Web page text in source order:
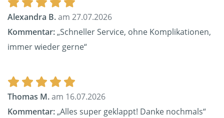
Alexandra B.am 27.07.2026
Kommentar:„Schneller Service, ohne Komplikationen,
immer wieder gerne“
Thomas M.am 16.07.2026
Kommentar:„Alles super geklappt! Danke nochmals“